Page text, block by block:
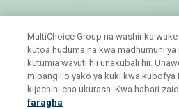
MultiChoice Group na washirika
kutoa huduma na kwa madhumuni
kutumia wavuti hii unakubali hii.
mipangilio yako ya kuki kwa kubofya
kijachini cha ukurasa. Kwa habari
faragha